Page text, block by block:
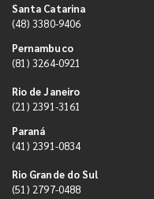
Santa Catarina
(48) 3380-9406
Pernambuco
(81) 3264-0921
Rio de Janeiro
(21) 2391-3161
Paraná
(41) 2391-0834
Rio Grande do Sul
(51) 2797-0488